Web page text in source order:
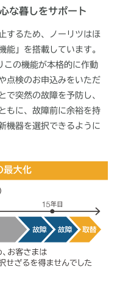
な暮しをサポート
するため、ノーリツはほ
能」を搭載しています。
の機能が本格的に作動
点検のお申込みをいただ
で突然の故障を予防し、
もに、故障前に余裕を持
機器を選択できるように